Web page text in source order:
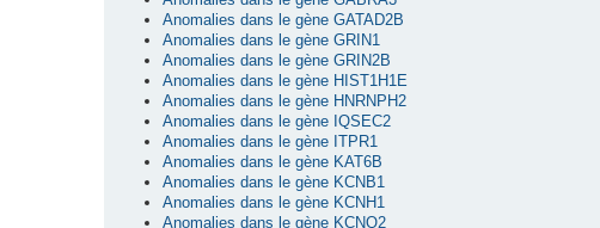
Anomalies dans le gène GATAD2B
Anomalies dans le gène GRIN1
Anomalies dans le gène GRIN2B
Anomalies dans le gène HIST1H1E
Anomalies dans le gène HNRNPH2
Anomalies dans le gène IQSEC2
Anomalies dans le gène ITPR1
Anomalies dans le gène KAT6B
Anomalies dans le gène KCNB1
Anomalies dans le gène KCNH1
Anomalies dans le gène KCNQ2